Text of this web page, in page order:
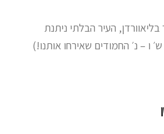
בליאוורדן, העיר הבלתי ניתנת
ו – נ׳ החמודים שאירחו אותנו!)